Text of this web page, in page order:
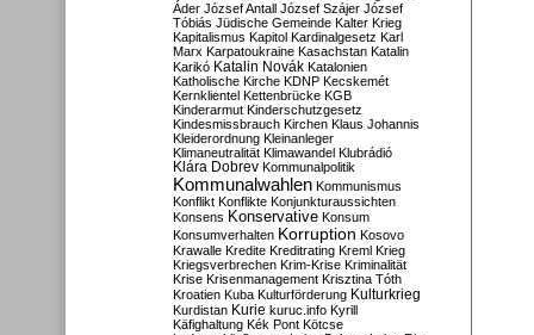
Áder József Antall József Szájer József
Tóbiás Jüdische Gemeinde Kalter Krieg
Kapitalismus Kapitol Kardinalgesetz Karl
Marx Karpatoukraine Kasachstan Katalin
Karikó Katalin Novák Katalonien
Katholische Kirche KDNP Kecskemét
Kernklientel Kettenbrücke KGB
Kinderarmut Kinderschutzgesetz
Kindesmissbrauch Kirchen Klaus Johannis
Kleiderordnung Kleinanleger
Klimaneutralität Klimawandel Klubrádió
Klára Dobrev Kommunalpolitik
Kommunalwahlen Kommunismus
Konflikt Konflikte Konjunkturaussichten
Konsens Konservative Konsum
Konsumverhalten Korruption Kosovo
Krawalle Kredite Kreditrating Kreml Krieg
Kriegsverbrechen Krim-Krise Kriminalität
Krise Krisenmanagement Krisztina Tóth
Kroatien Kuba Kulturförderung Kulturkrieg
Kurdistan Kurie kuruc.info Kyrill
Käfighaltung Kék Pont Kötcse